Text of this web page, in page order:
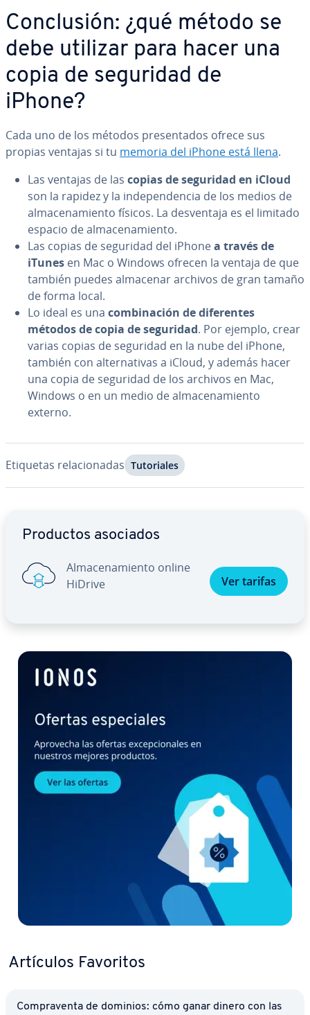
Co­n­clu­sión: ¿qué método se
debe utilizar para hacer una
copia de seguridad de
iPhone?
Cada uno de los métodos pre­se­n­ta­dos ofrece sus
propias ventajas si tu memoria del iPhone está llena.
Las ventajas de las copias de seguridad en iCloud
son la rapidez y la in­de­pe­n­de­n­cia de los medios de
al­ma­ce­na­mie­n­to físicos. La de­s­ve­n­ta­ja es el limitado
espacio de al­ma­ce­na­mie­n­to.
Las copias de seguridad del iPhonea través de
iTunes en Mac o Windows ofrecen la ventaja de que
también puedes almacenar archivos de gran tamaño
de forma local.
Lo ideal es una co­m­bi­na­ción de di­fe­re­n­tes
métodos de copia de seguridad. Por ejemplo, crear
varias copias de seguridad en la nube del iPhone,
también con al­te­r­na­ti­vas a iCloud, y además hacer
una copia de seguridad de los archivos en Mac,
Windows o en un medio de al­ma­ce­na­mie­n­to
externo.
Etiquetas re­la­cio­na­das Tu­to­ria­les
Productos asociados
Al­ma­ce­na­mie­n­to online
HiDrive
Ver tarifas
Artículos Favoritos
Co­m­pra­ve­n­ta de dominios: cómo ganar dinero con las